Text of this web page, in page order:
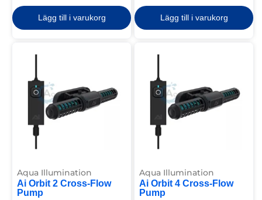
Lägg till i varukorg Lägg till i varukorg
Ai Orbit 2 Cross-Flow
Pump
Aqua Illumination
Ai Orbit 4 Cross-Flow
Pump
Aqua Illumination